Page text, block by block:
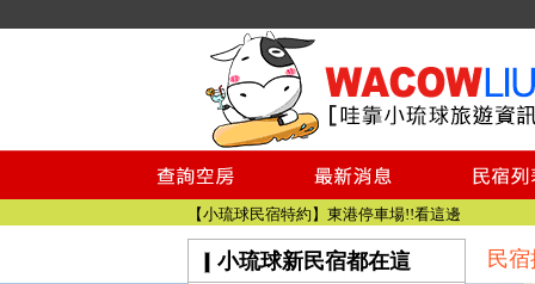
小琉球民宿空房
小琉球民宿
小琉球民宿推薦
【小琉球民宿特約】東港停車場!!看這邊
小琉球民宿 最完整的旅遊資訊都在這
【哇靠小琉球】新版官網熱情開站
小琉球新民宿都在這 民